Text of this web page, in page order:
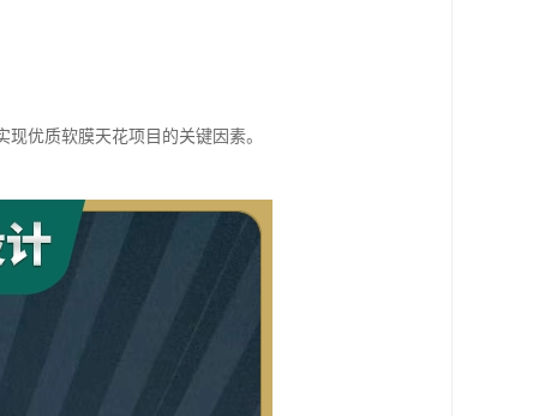
优质软膜天花项目的关键因素。